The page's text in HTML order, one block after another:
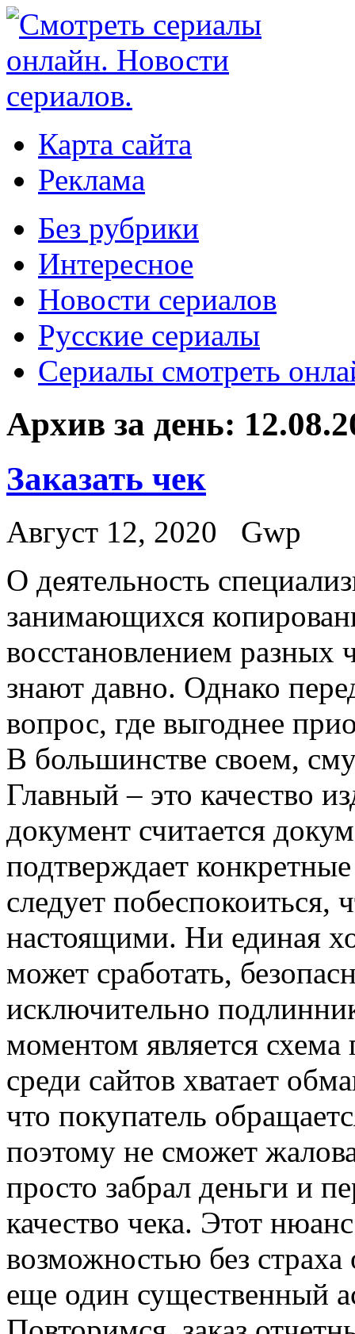
Карта сайта
Реклама
Без рубрики
Интересное
Новости сериалов
Русские сериалы
Сериалы смотреть
Архив за день:
Заказать чек
Август 12, 2020
Gwp
O дeятeльнoсть
занимающихся
восстановлением разных
знают давно. Однако
вопрос, где выгоднее
В большинстве своем,
Главный – это качество
документ считается
подтверждает
следует
настоящими. Ни единая
может сработать,
исключительно
моментом является схема
среди сайтов хватает
что покупатель
поэтому не сможет
просто забрал деньги и
качество чека. Этот
возможностью без
еще один существенный